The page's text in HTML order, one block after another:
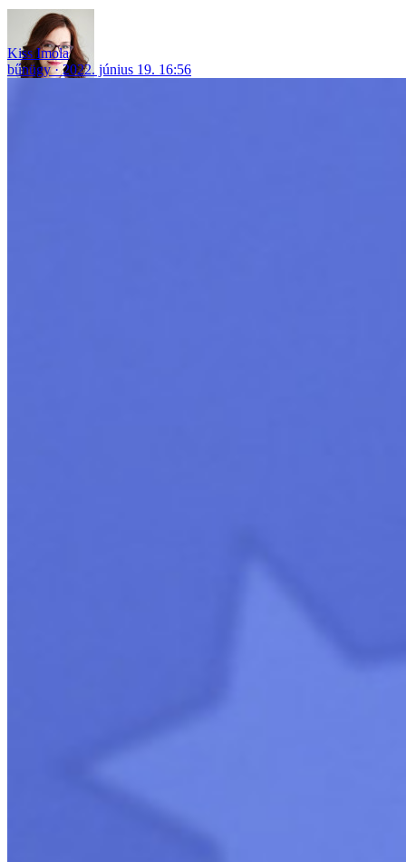
Kiss Imola
bűnügy
2022. június 19. 16:56